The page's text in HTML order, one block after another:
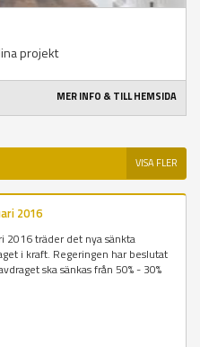
projekt
MER INFO & TILL HEMSIDA
VISA FLER
2016
2016 träder det nya sänkta
i kraft. Regeringen har beslutat
ska sänkas från 50% - 30%